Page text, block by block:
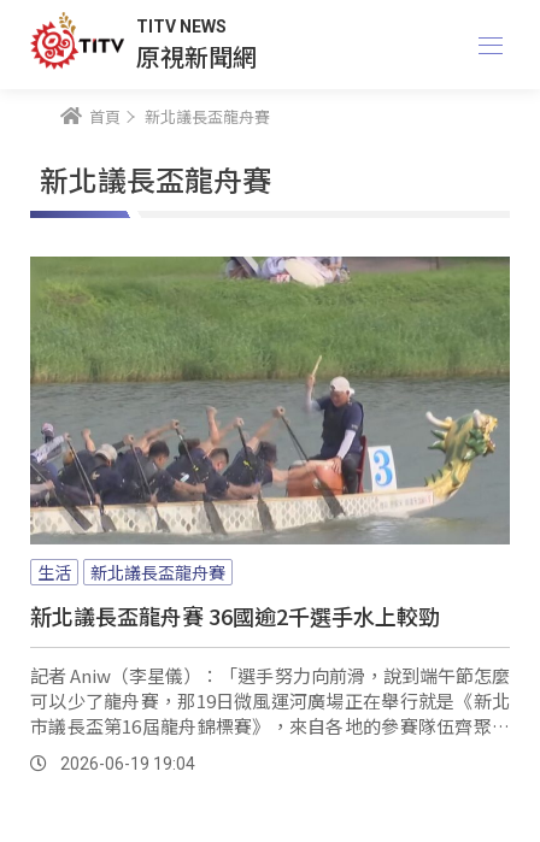
TITV NEWS
原視新聞網
首頁 新北議長盃龍舟賽
新北議長盃龍舟賽
生活 新北議長盃龍舟賽
新北議長盃龍舟賽 36國逾2千選手水上較勁
記者 Aniw（李星儀）：「選手努力向前滑，說到端午節怎麼
可以少了龍舟賽，那19日微風運河廣場正在舉行就是《新北
市議長盃第16屆龍舟錦標賽》，來自各地的參賽隊伍齊聚，
今年也有其他國家，像是韓國、日本的選手來參與，選手們
各個蓄勢待發，準備在水面上一較高下。
2026-06-19 19:04